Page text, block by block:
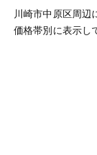
川崎市中原区周辺
価格帯別に表示し